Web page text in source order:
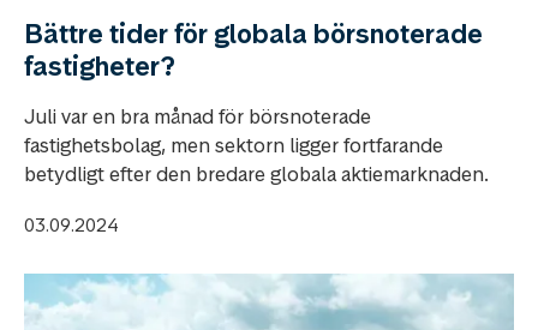
Bättre tider för globala börsnoterade
fastigheter?
Juli var en bra månad för börsnoterade
fastighetsbolag, men sektorn ligger fortfarande
betydligt efter den bredare globala aktiemarknaden.
03.09.2024